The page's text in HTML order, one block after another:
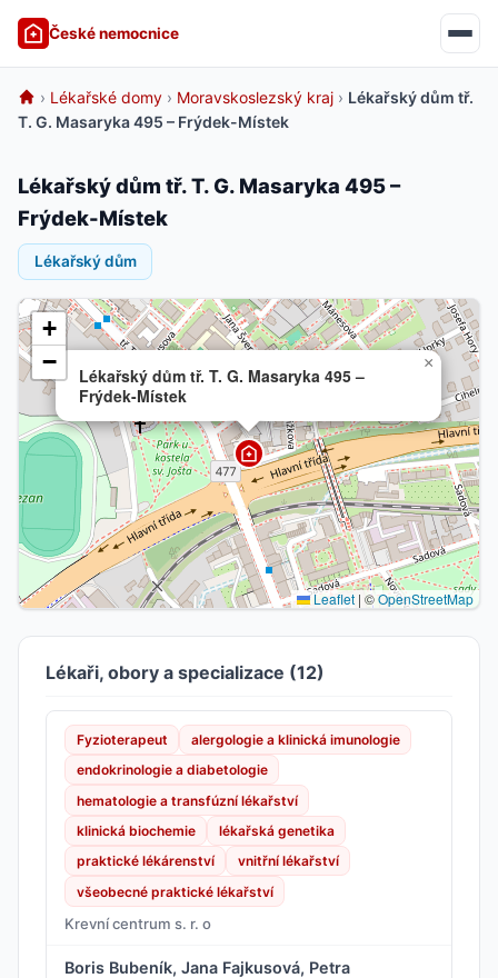
České nemocnice
› Lékařské domy › Moravskoslezský kraj › Lékařský dům tř.
T. G. Masaryka 495 – Frýdek-Místek
Lékařský dům tř. T. G. Masaryka 495 –
Frýdek-Místek
Lékařský dům
Lékařský dům tř. T. G. Masaryka 495 –
Frýdek-Místek
×
+
−
Leaflet | ©OpenStreetMap
Lékaři, obory a specializace (12)
Fyzioterapeut
alergologie a klinická imunologie
endokrinologie a diabetologie
hematologie a transfúzní lékařství
klinická biochemie
lékařská genetika
praktické lékárenství
vnitřní lékařství
všeobecné praktické lékařství
Krevní centrum s. r. o
Boris Bubeník, Jana Fajkusová, Petra